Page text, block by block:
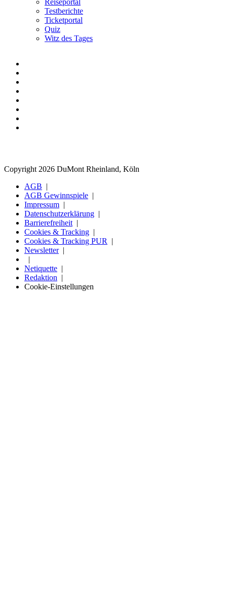
Reiseportal
Testberichte
Ticketportal
Quiz
Witz des Tages
Copyright 2026 DuMont Rheinland, Köln
AGB
AGB Gewinnspiele
Impressum
Datenschutzerklärung
Barrierefreiheit
Cookies & Tracking
Cookies & Tracking PUR
Newsletter
Netiquette
Redaktion
Cookie-Einstellungen